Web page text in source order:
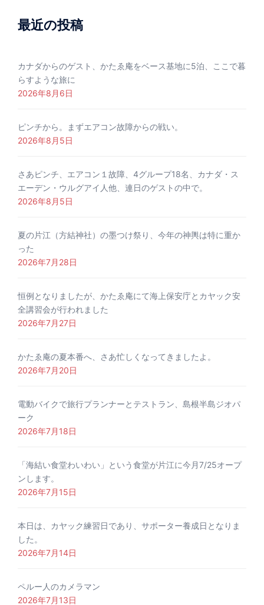
最近の投稿
カナダからのゲスト、かたゑ庵をベース基地に5泊、ここで暮
らすような旅に
2026年8月6日
ピンチから。まずエアコン故障からの戦い。
2026年8月5日
さあピンチ、エアコン１故障、4グループ18名、カナダ・ス
エーデン・ウルグアイ人他、連日のゲストの中で。
2026年8月5日
夏の片江（方結神社）の墨つけ祭り、今年の神輿は特に重か
った
2026年7月28日
恒例となりましたが、かたゑ庵にて海上保安庁とカヤック安
全講習会が行われました
2026年7月27日
かたゑ庵の夏本番へ、さあ忙しくなってきましたよ。
2026年7月20日
電動バイクで旅行プランナーとテストラン、島根半島ジオパ
ーク
2026年7月18日
「海結い食堂わいわい」という食堂が片江に今月7/25オープ
ンします。
2026年7月15日
本日は、カヤック練習日であり、サポーター養成日となりま
した。
2026年7月14日
ペルー人のカメラマン
2026年7月13日